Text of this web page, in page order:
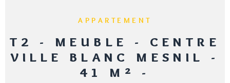
APPARTEMENT
T2 - MEUBLE - CENTRE
VILLE BLANC MESNIL -
41 M² -